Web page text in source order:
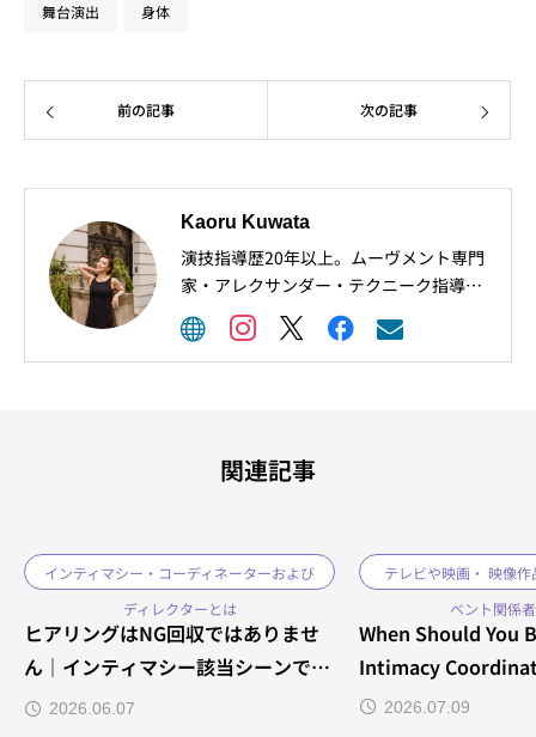
舞台演出 身体
前の記事 次の記事
Kaoru Kuwata
演技指導歴20年以上。ムーヴメント専門
家・アレクサンダー・テクニーク指導者
としても、プロの俳優や歌手、ダンサー
の身体表現を幅広くサポート。 現在は、
ニューヨークでの実地研修を経て、IDC
おける“演出の意図”と“俳優の安心”を両
例や現場での変化も発信中です。 映画監
督・演出家・俳優の皆様に向けたお役立
ち情報をシェアしています。現場に必要
かどうか、まずはご相談ください。
関連記事
インティマシー・コーディネーターおよび
ディレクターとは
ヒアリングはNG回収ではありませ
ん｜インティマシー該当シーンでよ
くある誤解
2026.06.07
テレビや映画・ 映像
ベント関係
When Should You
Intimacy
2026.07.09